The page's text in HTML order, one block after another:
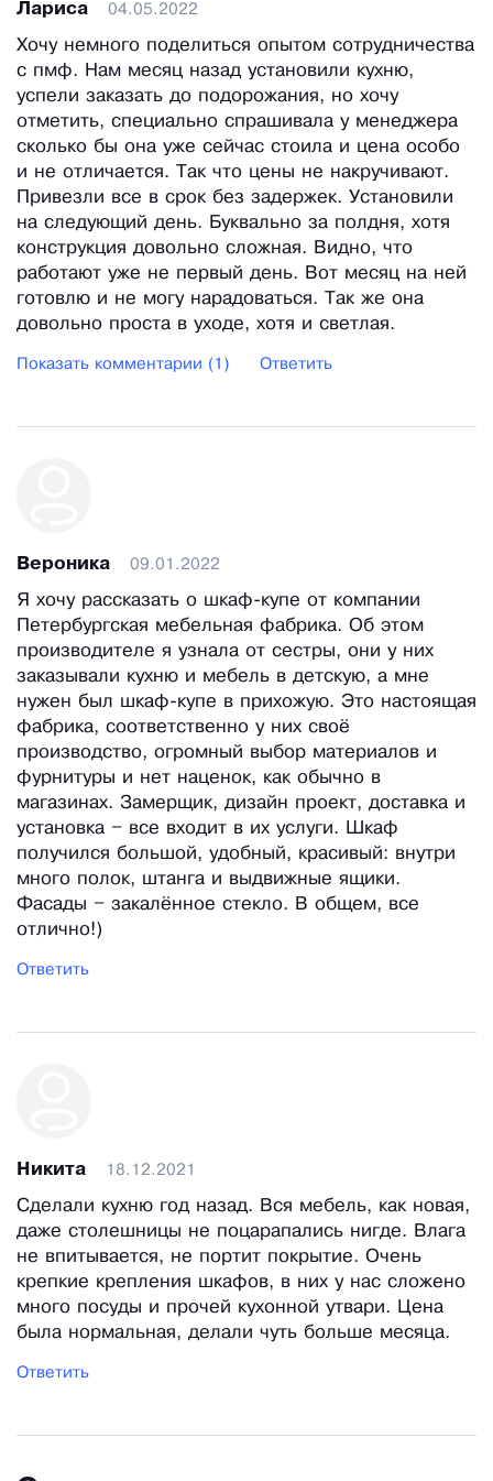
Лариса 04.05.2022
Хочу немного поделиться опытом сотрудничества
с пмф. Нам месяц назад установили кухню,
успели заказать до подорожания, но хочу
отметить, специально спрашивала у менеджера
сколько бы она уже сейчас стоила и цена особо
и не отличается. Так что цены не накручивают.
Привезли все в срок без задержек. Установили
на следующий день. Буквально за полдня, хотя
конструкция довольно сложная. Видно, что
работают уже не первый день. Вот месяц на ней
готовлю и не могу нарадоваться. Так же она
довольно проста в уходе, хотя и светлая.
Показать комментарии (1) Ответить
Вероника 09.01.2022
Я хочу рассказать о шкаф-купе от компании
Петербургская мебельная фабрика. Об этом
производителе я узнала от сестры, они у них
заказывали кухню и мебель в детскую, а мне
нужен был шкаф-купе в прихожую. Это настоящая
фабрика, соответственно у них своё
производство, огромный выбор материалов и
фурнитуры и нет наценок, как обычно в
магазинах. Замерщик, дизайн проект, доставка и
установка – все входит в их услуги. Шкаф
получился большой, удобный, красивый: внутри
много полок, штанга и выдвижные ящики.
Фасады – закалённое стекло. В общем, все
отлично!)
Ответить
Никита 18.12.2021
Сделали кухню год назад. Вся мебель, как новая,
даже столешницы не поцарапались нигде. Влага
не впитывается, не портит покрытие. Очень
крепкие крепления шкафов, в них у нас сложено
много посуды и прочей кухонной утвари. Цена
была нормальная, делали чуть больше месяца.
Ответить